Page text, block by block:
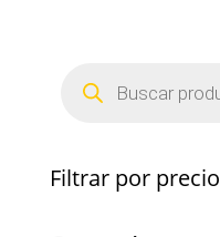
productos
Filtrar por precio